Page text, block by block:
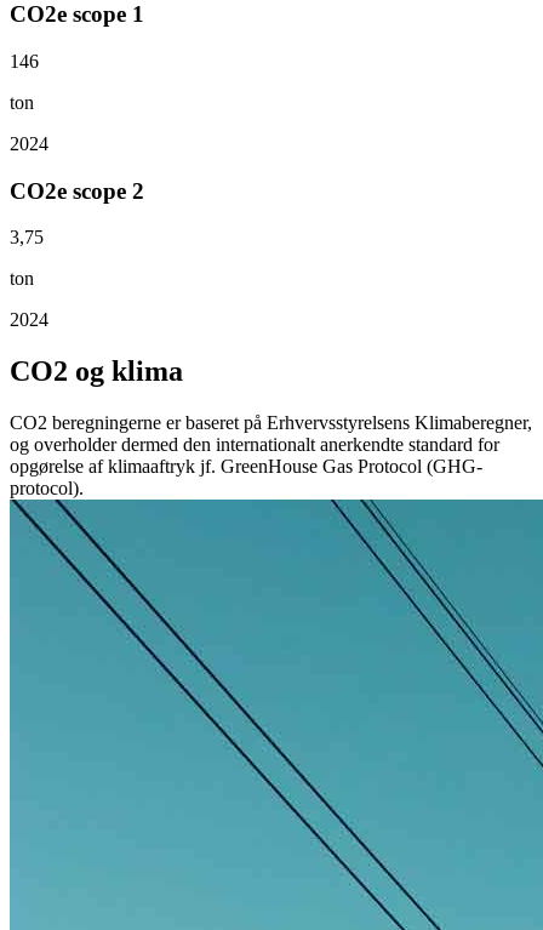
CO2e scope 1
146
ton
2024
CO2e scope 2
3,75
ton
2024
CO2 og klima
CO2 beregningerne er baseret på Erhvervsstyrelsens Klimaberegner,
og overholder dermed den internationalt anerkendte standard for
opgørelse af klimaaftryk jf. GreenHouse Gas Protocol (GHG-
protocol).